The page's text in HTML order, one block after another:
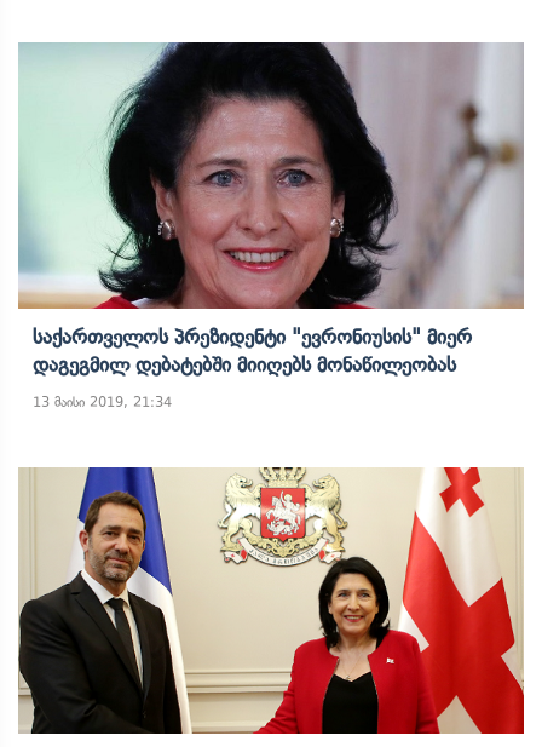
Საქართველოს Პრეზიდენტი "ევრონიუსის" Მიერ
Დაგეგმილ Დებატებში Მიიღებს Მონაწილეობას
13 მაისი 2019, 21:34